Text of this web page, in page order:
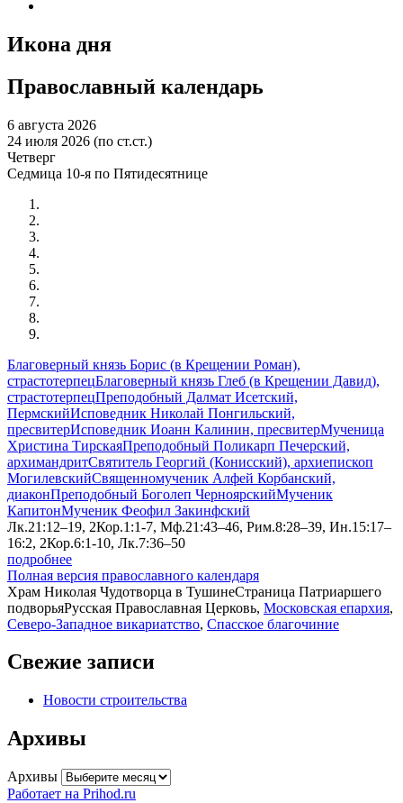
Икона дня
Православный календарь
6 августа 2026
24 июля 2026 (по ст.ст.)
Четверг
Седмица 10-я по Пятидесятнице
Благоверный князь Борис (в Крещении Роман),
страстотерпецБлаговерный князь Глеб (в Крещении Давид),
страстотерпецПреподобный Далмат Исетский,
ПермскийИсповедник Николай Понгильский,
пресвитерИсповедник Иоанн Калинин, пресвитерМученица
Христина ТирскаяПреподобный Поликарп Печерский,
архимандритСвятитель Георгий (Конисский), архиепископ
МогилевскийСвященномученик Алфей Корбанский,
диаконПреподобный Боголеп ЧерноярскийМученик
КапитонМученик Феофил Закинфский
Лк.21:12–19, 2Кор.1:1-7, Мф.21:43–46, Рим.8:28–39, Ин.15:17–
16:2, 2Кор.6:1-10, Лк.7:36–50
подробнее
Полная версия православного календаря
Храм Николая Чудотворца в ТушинеСтраница Патриаршего
подворьяРусская Православная Церковь, Московская епархия,
Северо-Западное викариатство, Спасское благочиние
Свежие записи
Новости строительства
Архивы
Архивы
Работает на Prihod.ru